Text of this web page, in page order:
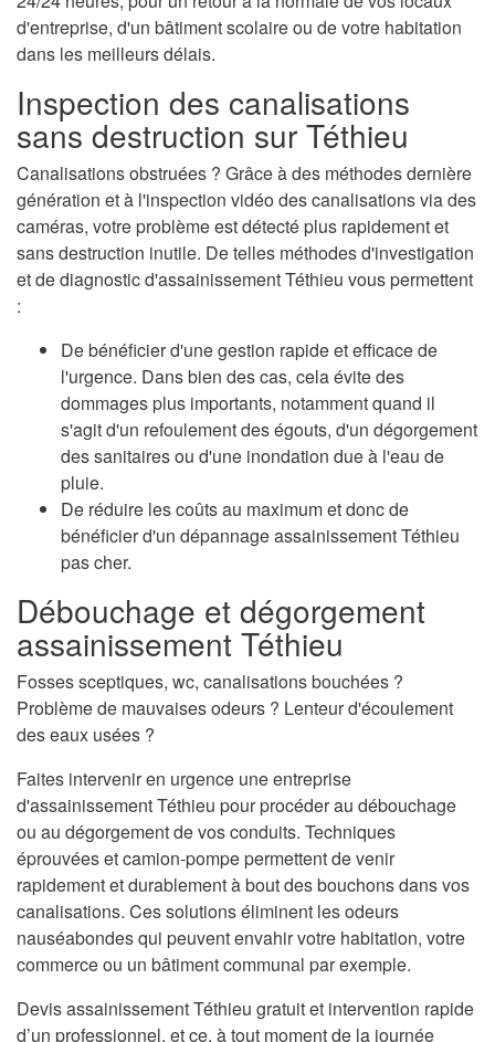
d'entreprise, d'un bâtiment scolaire ou de votre habitation
dans les meilleurs délais.
Inspection des canalisations
sans destruction sur Téthieu
Canalisations obstruées ? Grâce à des méthodes dernière
génération et à l'inspection vidéo des canalisations via des
caméras, votre problème est détecté plus rapidement et
sans destruction inutile. De telles méthodes d'investigation
et de diagnostic d'assainissement Téthieu vous permettent
:
De bénéficier d'une gestion rapide et efficace de
l'urgence. Dans bien des cas, cela évite des
dommages plus importants, notamment quand il
s'agit d'un refoulement des égouts, d'un dégorgement
des sanitaires ou d'une inondation due à l'eau de
pluie.
De réduire les coûts au maximum et donc de
bénéficier d'un dépannage assainissement Téthieu
pas cher.
Débouchage et dégorgement
assainissement Téthieu
Fosses sceptiques, wc, canalisations bouchées ?
Problème de mauvaises odeurs ? Lenteur d'écoulement
des eaux usées ?
Faites intervenir en urgence une entreprise
d'assainissement Téthieu pour procéder au débouchage
ou au dégorgement de vos conduits. Techniques
éprouvées et camion-pompe permettent de venir
rapidement et durablement à bout des bouchons dans vos
canalisations. Ces solutions éliminent les odeurs
nauséabondes qui peuvent envahir votre habitation, votre
commerce ou un bâtiment communal par exemple.
Devis assainissement Téthieu gratuit et intervention rapide
d’un professionnel, et ce, à tout moment de la journée